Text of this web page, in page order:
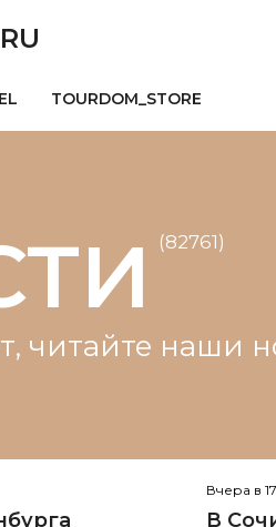
TOURDOM_STORE
(82761)
читайте наши
Вчера в
В